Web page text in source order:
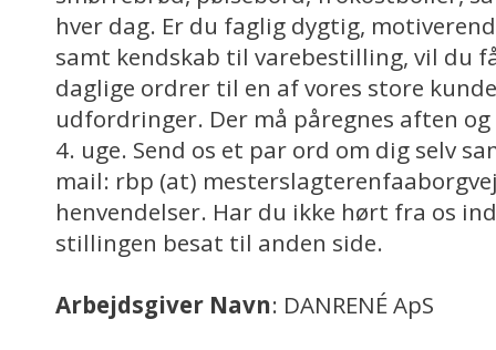
hver dag. Er du faglig dygtig,
samt kendskab til varebestilling, vil du
daglige ordrer til en af vores store
udfordringer. Der må påregnes aften
4. uge. Send os et par ord om dig selv
mail: rbp (at)
henvendelser. Har du ikke hørt fra os
stillingen besat til anden side.
Arbejdsgiver Navn: DANRENÉ ApS